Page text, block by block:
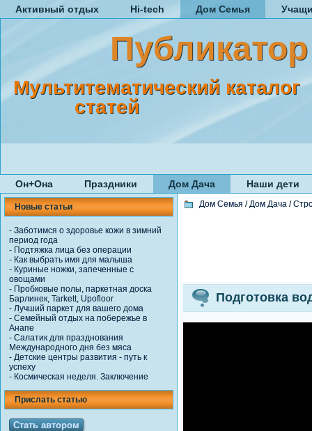
Активный отдых Hi-tech Дом Семья
Публикатор
Мультитематический каталог
статей
Он+Она Праздники Дом Дача Наши дети
Новые статьи
- Заботимся о здоровье кожи в зимний
период года
- Подтяжка лица без операции
- Как выбрать имя для малыша
- Куриные ножки, запеченные с
овощами
- Пробковые полы, паркетная доска
Барлинек, Tarkett, Upofloor
- Лучший паркет для вашего дома
- Семейный отдых на побережье в
Анапе
- Салатик для празднования
Международного дня без мяса
- Детские центры развития - путь к
успеху
- Космическая неделя. Заключение
Прислать статью
Стать автором
Дом Семья /Дом Дача /
Подготовка